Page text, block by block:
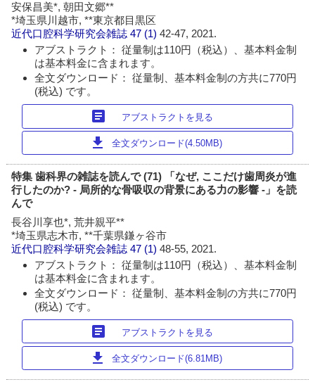
安保昌美*, 朝田文郷**
*埼玉県川越市, **東京都目黒区
近代口腔科学研究会雑誌 47 (1)42-47, 2021.
アブストラクト： 従量制は110円（税込）、基本料金制
は基本料金に含まれます。
全文ダウンロード： 従量制、基本料金制の方共に770円
(税込) です。
article アブストラクトを見る
download 全文ダウンロード(4.50MB)
特集 歯科界の雑誌を読んで (71) 「なぜ, ここだけ歯周炎が進
行したのか? - 局所的な骨吸収の背景にある力の影響 -」を読
んで
長谷川享也*, 荒井親平**
*埼玉県志木市, **千葉県鎌ヶ谷市
近代口腔科学研究会雑誌 47 (1)48-55, 2021.
アブストラクト： 従量制は110円（税込）、基本料金制
は基本料金に含まれます。
全文ダウンロード： 従量制、基本料金制の方共に770円
(税込) です。
article アブストラクトを見る
download 全文ダウンロード(6.81MB)